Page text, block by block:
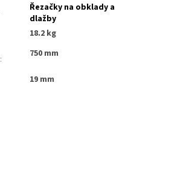
Řezačky na obklady a
dlažby
18.2 kg
:
750 mm
19 mm